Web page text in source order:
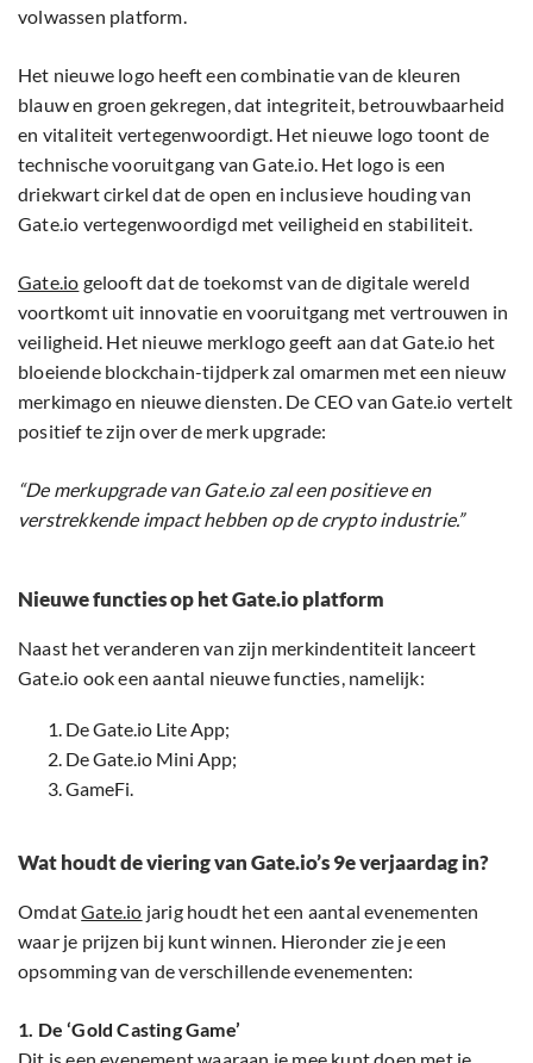
volwassen platform.
Het nieuwe logo heeft een combinatie van de kleuren
blauw en groen gekregen, dat integriteit, betrouwbaarheid
en vitaliteit vertegenwoordigt. Het nieuwe logo toont de
technische vooruitgang van Gate.io. Het logo is een
driekwart cirkel dat de open en inclusieve houding van
Gate.io vertegenwoordigd met veiligheid en stabiliteit.
Gate.io gelooft dat de toekomst van de digitale wereld
voortkomt uit innovatie en vooruitgang met vertrouwen in
veiligheid. Het nieuwe merklogo geeft aan dat Gate.io het
bloeiende blockchain-tijdperk zal omarmen met een nieuw
merkimago en nieuwe diensten. De CEO van Gate.io vertelt
positief te zijn over de merk upgrade:
“De merkupgrade van Gate.io zal een positieve en
verstrekkende impact hebben op de crypto industrie.”
Nieuwe functies op het Gate.io platform
Naast het veranderen van zijn merkindentiteit lanceert
Gate.io ook een aantal nieuwe functies, namelijk:
De Gate.io Lite App;
De Gate.io Mini App;
GameFi.
Wat houdt de viering van Gate.io’s 9e verjaardag in?
OmdatGate.io jarig houdt het een aantal evenementen
waar je prijzen bij kunt winnen. Hieronder zie je een
opsomming van de verschillende evenementen:
1. De ‘Gold Casting Game’